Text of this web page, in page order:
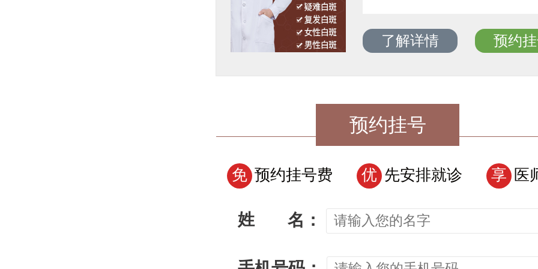
了解详情 预约
预约挂号
免 预约挂号费 优 先安排就诊 享 医
姓 名：